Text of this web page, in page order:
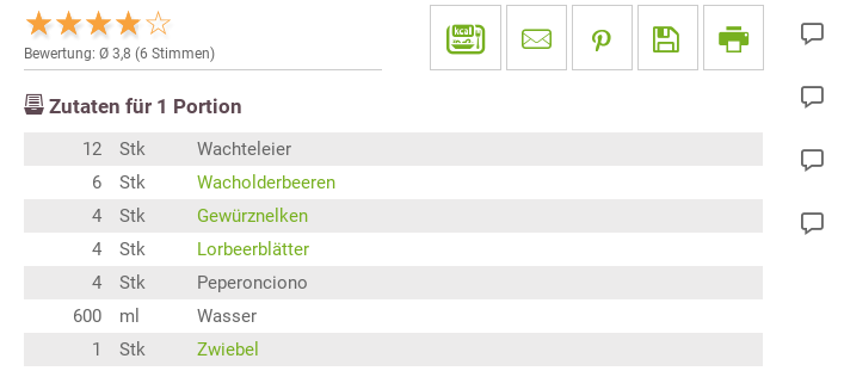
Bewertung: Ø 3,8 (6 Stimmen)
Zutaten für 1 Portion
12 Stk
Wachteleier
6
Stk
Wacholderbeeren
4
Stk
Gewürznelken
4
Stk
Lorbeerblätter
4
Stk
Peperonciono
600
ml
Wasser
1
Stk
Zwiebel